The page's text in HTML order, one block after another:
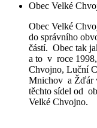
Obec Velké
Obec Velké
do správního
částí. Obec tak
a to v roce
Chvojno, Luční
Mnichov a Žďár
těchto sídel od
Velké Chvojno.